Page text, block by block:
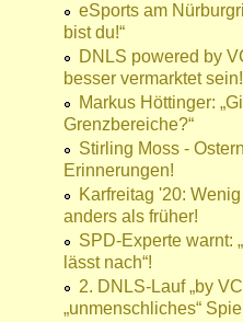
eSports am
bist du!“
DNLS powered by
besser vermarktet sein!
Markus Höttinger:
Grenzbereiche?“
Stirling Moss -
Erinnerungen!
Karfreitag '20:
anders als früher!
SPD-Experte warnt:
lässt nach“!
2. DNLS-Lauf „by
„unmenschliches“